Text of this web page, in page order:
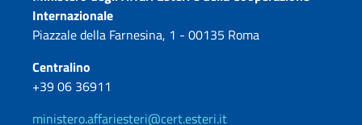
Internazionale
Piazzale della Farnesina, 1 - 00135 Roma
Centralino
+39 06 36911
ministero.affariesteri@cert.esteri.it